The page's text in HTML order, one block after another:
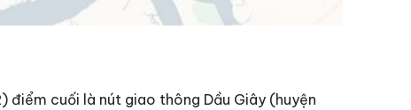
điểm cuối là nút giao thông Dầu Giây (huyện